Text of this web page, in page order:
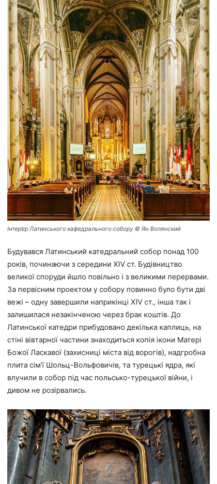
Інтер’єр Латинського кафедрального собору © Ян Волянский
Будувався Латинський катедральний собор понад 100
років, починаючи з середини XIV ст. Будівництво
великої споруди йшло повільно і з великими перервами.
За первісним проектом у собору повинно було бути дві
вежі – одну завершили наприкінці XIV ст., інша так і
залишилася незакінченою через брак коштів. До
Латинської катедри прибудовано декілька каплиць, на
стіні вівтарної частини знаходиться копія ікони Матері
Божої Ласкавої (захисниці міста від ворогів), надгробна
плита сім’ї Шольц-Вольфовичів, та турецькі ядра, які
влучили в собор під час польсько-турецької війни, і
дивом не розірвались.